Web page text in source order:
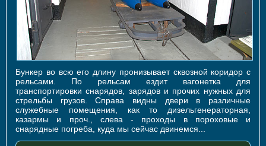
Бункер во всю его длину пронизывает сквозной коридор с
рельсами. По рельсам ездит вагонетка для
транспортировки снарядов, зарядов и прочих нужных для
стрельбы грузов. Справа видны двери в различные
служебные помещения, как то дизельгенераторная,
казармы и проч., слева - проходы в пороховые и
снарядные погреба, куда мы сейчас двинемся...